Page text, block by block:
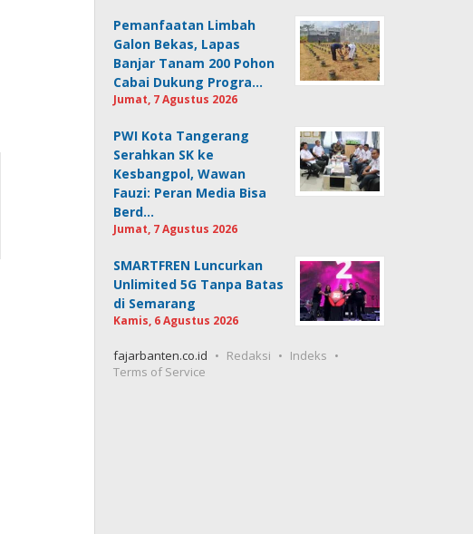
Pemanfaatan Limbah
Galon Bekas, Lapas
Banjar Tanam 200 Pohon
Cabai Dukung Progra…
Jumat, 7 Agustus 2026
PWI Kota Tangerang
Serahkan SK ke
Kesbangpol, Wawan
Fauzi: Peran Media Bisa
Berd…
Jumat, 7 Agustus 2026
SMARTFREN Luncurkan
Unlimited 5G Tanpa Batas
di Semarang
Kamis, 6 Agustus 2026
fajarbanten.co.id Redaksi
Indeks
Terms of Service